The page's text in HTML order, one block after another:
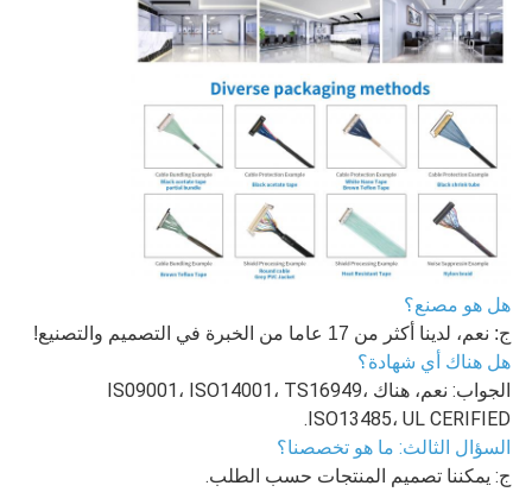
هل هو مصنع؟
ج: نعم، لدينا أكثر من 17 عاما من الخبرة في التصميم والتصنيع!
هل هناك أي شهادة؟
الجواب: نعم، هناك IS09001، ISO14001، TS16949،
ISO13485، UL CERIFIED.
السؤال الثالث: ما هو تخصصنا؟
ج: يمكننا تصميم المنتجات حسب الطلب.